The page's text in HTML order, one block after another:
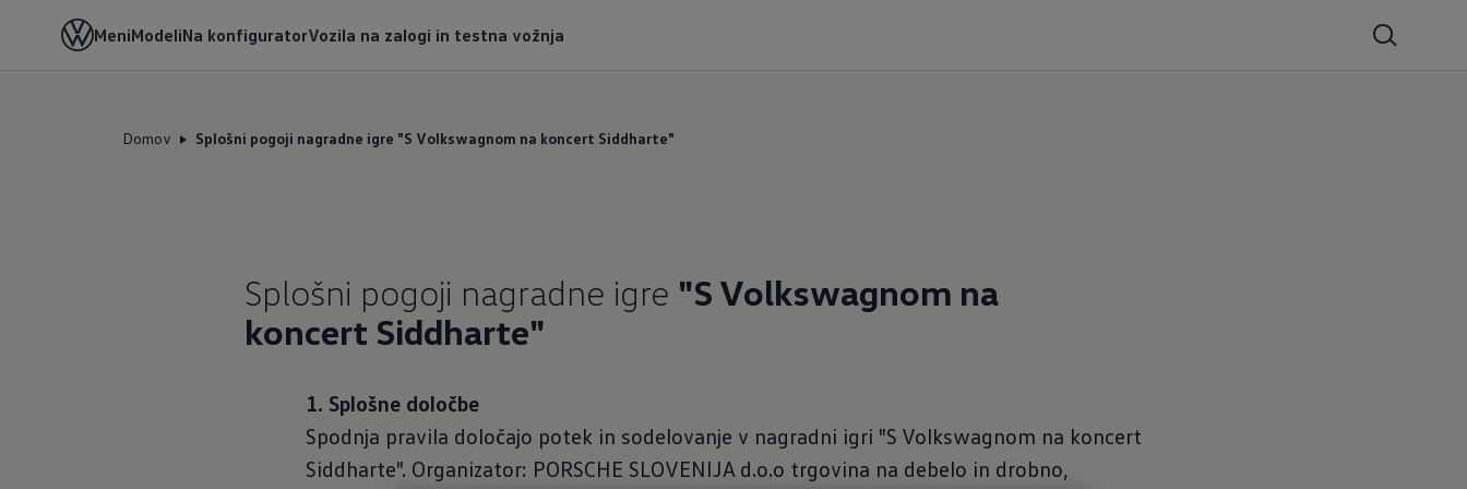
MeniModeliNa konfiguratorVozila na zalogi in testna vožnja
Domov Splošni pogoji nagradne igre "S Volkswagnom na koncert Siddharte"
Splošni pogoji nagradne igre "S Volkswagnom na
koncert Siddharte"
1. Splošne določbe
Spodnja pravila določajo potek in sodelovanje v nagradni igri "S Volkswagnom na koncert
Siddharte". Organizator: PORSCHE SLOVENIJA d.o.o trgovina na debelo in drobno,